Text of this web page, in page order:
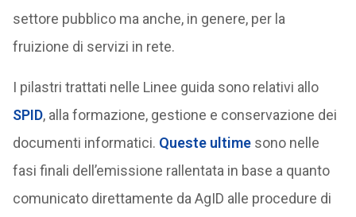
settore pubblico ma anche, in genere, per la
fruizione di servizi in rete.
I pilastri trattati nelle Linee guida sono relativi allo
SPID, alla formazione, gestione e conservazione dei
documenti informatici. Queste ultimesono nelle
fasi finali dell’emissione rallentata in base a quanto
comunicato direttamente da AgID alle procedure di